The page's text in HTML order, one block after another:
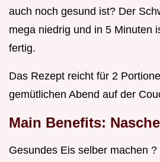
auch noch gesund ist? Der
mega niedrig und in 5 Minuten
fertig.
Das Rezept reicht für 2
gemütlichen Abend auf der
Main Benefits:
Gesundes Eis selber machen